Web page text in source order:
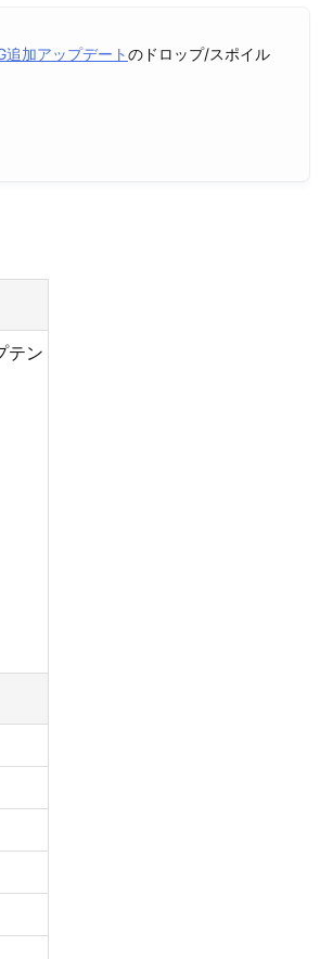
追加アップデートのドロップ/スポイル